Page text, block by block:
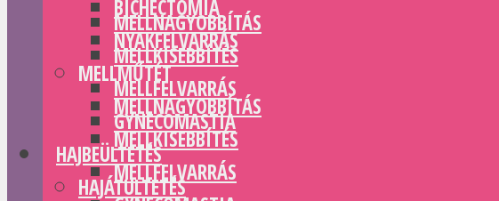
MELLNAGYOBBÍTÁS
MELLKISEBBÍTÉS
MELLFELVARRÁS
GYNECOMASTIA
HAJBEÜLTETÉS
HAJÁTÜLTETÉS
BICHECTOMIA
NYAKFELVARRÁS
MELLMŰTÉT
MELLNAGYOBBÍTÁS
MELLKISEBBÍTÉS
MELLFELVARRÁS